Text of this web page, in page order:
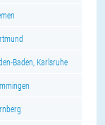
Baden, Karlsruhe